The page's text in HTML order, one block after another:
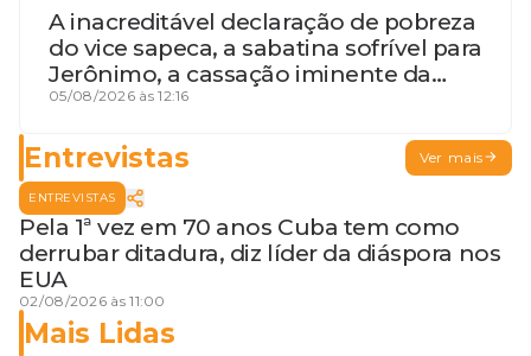
A inacreditável declaração de pobreza
do vice sapeca, a sabatina sofrível para
Jerônimo, a cassação iminente da
desembargadora e a vaga do Quinto
05/08/2026 às 12:16
Entrevistas Ver mais
ENTREVISTAS
Pela 1ª vez em 70 anos Cuba tem como
derrubar ditadura, diz líder da diáspora nos
EUA
02/08/2026 às 11:00
Mais Lidas